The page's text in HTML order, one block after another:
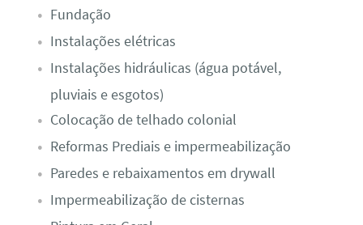
Fundação
Instalações elétricas
Instalações hidráulicas (água potável,
pluviais e esgotos)
Colocação de telhado colonial
Reformas Prediais e impermeabilização
Paredes e rebaixamentos em drywall
Impermeabilização de cisternas